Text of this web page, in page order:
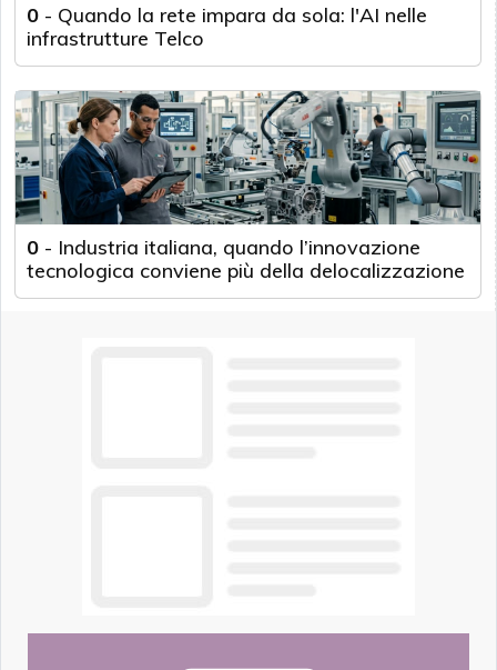
0 - Quando la rete impara da sola: l'AI nelle
infrastrutture Telco
0 - Industria italiana, quando l’innovazione
tecnologica conviene più della delocalizzazione